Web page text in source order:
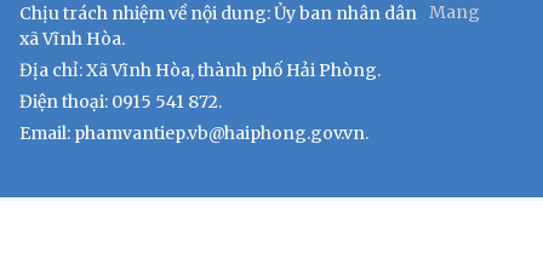
Chịu trách nhiệm về nội dung: Ủy ban nhân dân
xã Vĩnh Hòa.
Địa chỉ: Xã Vĩnh Hòa, thành phố Hải Phòng.
Điện thoại: 0915 541 872.
Email: phamvantiep.vb@haiphong.gov.vn.